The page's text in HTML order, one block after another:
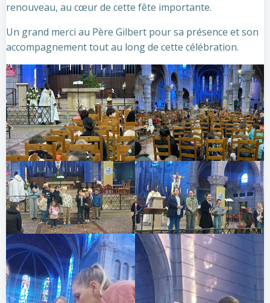
renouveau, au cœur de cette fête importante.
Un grand merci au Père Gilbert pour sa présence et son
accompagnement tout au long de cette célébration.